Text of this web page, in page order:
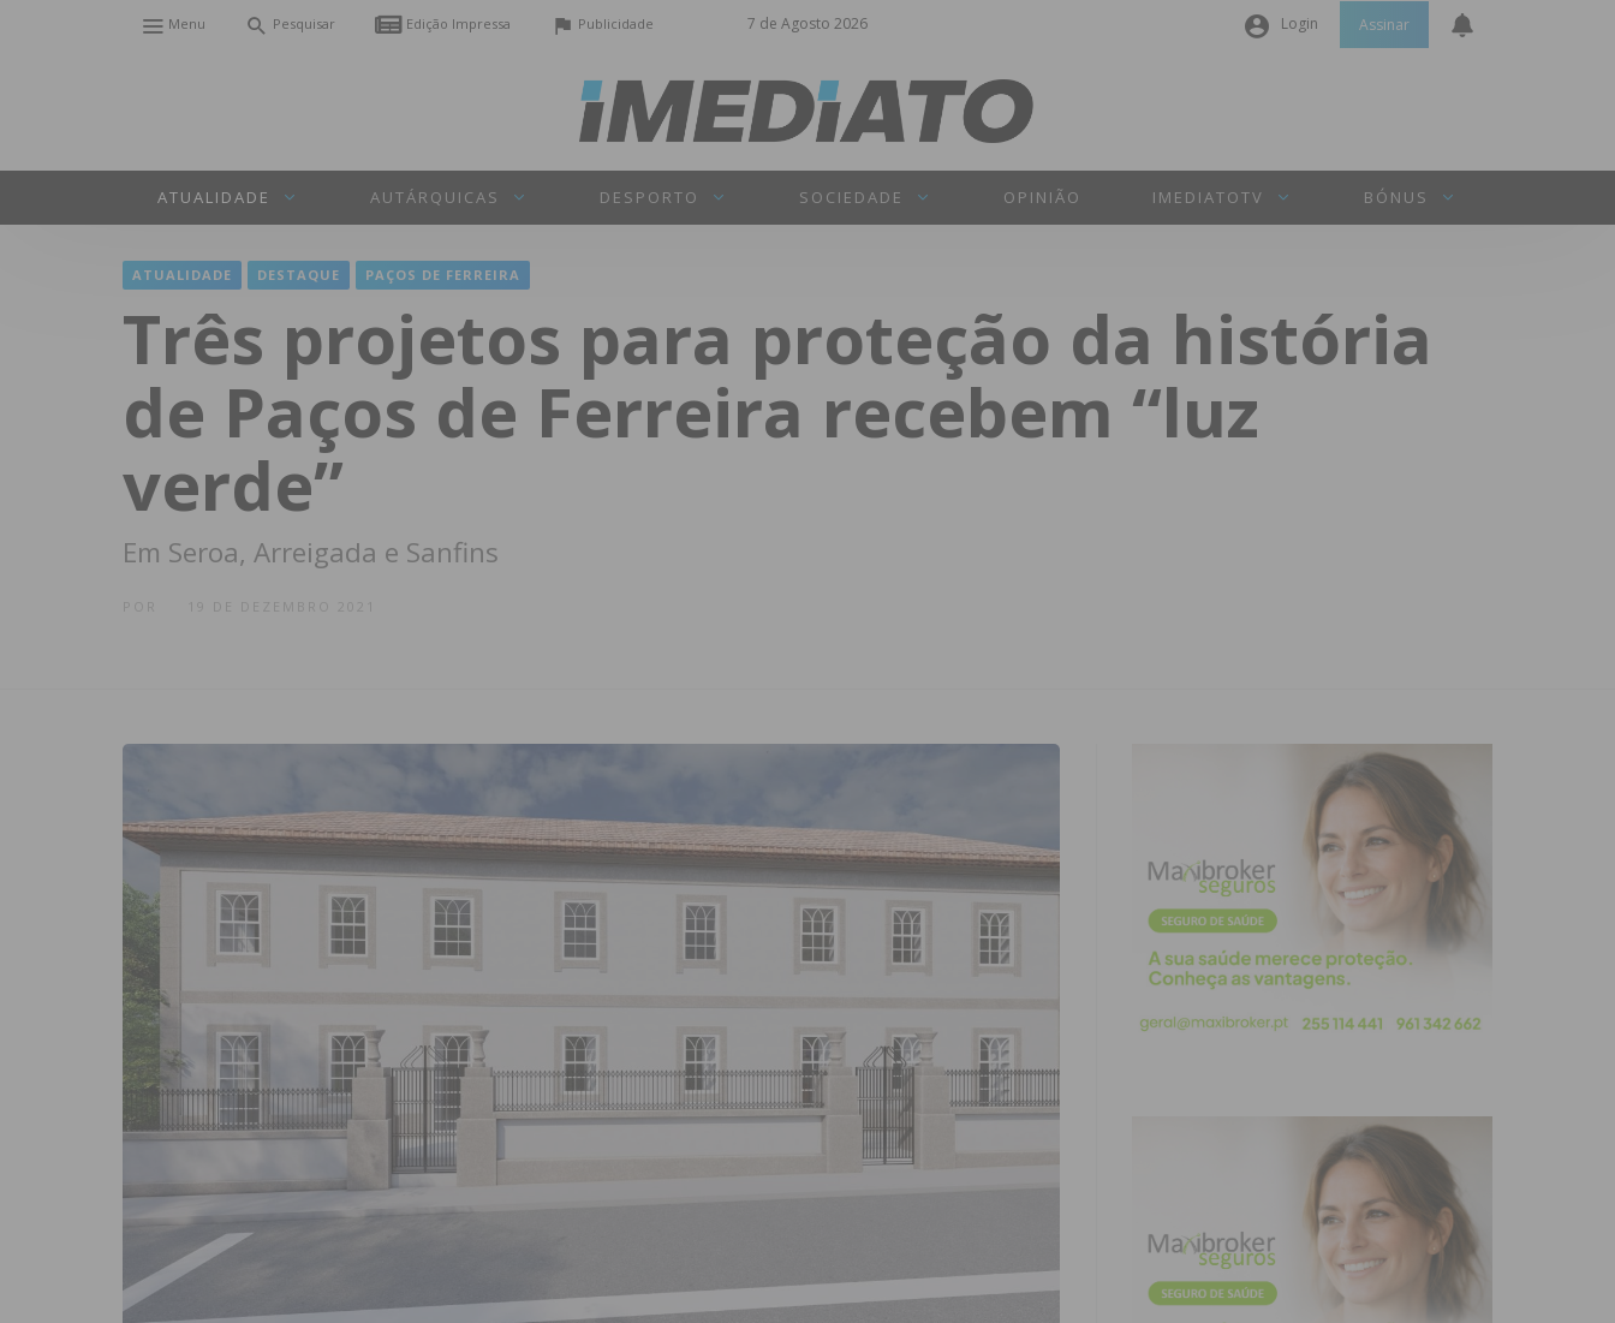
7 de Agosto 2026
Menu Pesquisar Edição Impressa Publicidade Login
Senha
INICIAR SESSÃO
Perdeu a sua senha?
Assinar
ATUALIDADE AUTÁRQUICAS DESPORTO SOCIEDADE OPINIÃO IMEDIATOTV BÓNUS
ATUALIDADE DESTAQUE PAÇOS DE FERREIRA
Três projetos para proteção da história
de Paços de Ferreira recebem “luz
verde”
Em Seroa, Arreigada e Sanfins